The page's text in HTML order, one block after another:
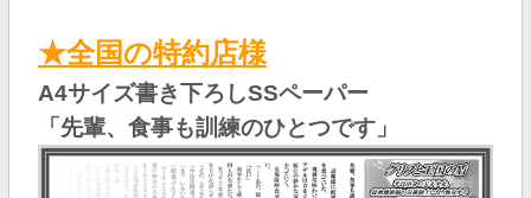
★全国の特約店様
A4サイズ書き下ろしSSペーパー
「先輩、食事も訓練のひとつです」